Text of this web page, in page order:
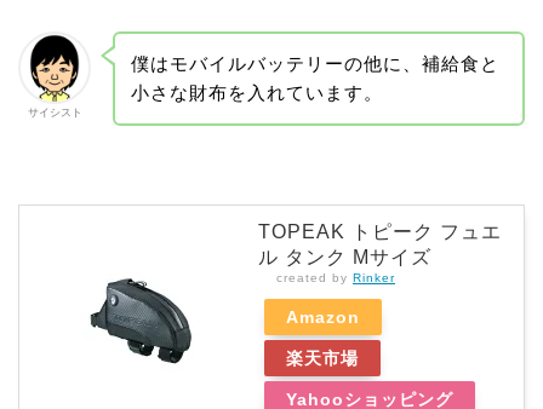
サイシスト
僕はモバイルバッテリーの他に、補給食と
小さな財布を入れています。
TOPEAK トピーク フュエ
ル タンク Mサイズ
created by Rinker
Amazon
楽天市場
Yahooショッピング